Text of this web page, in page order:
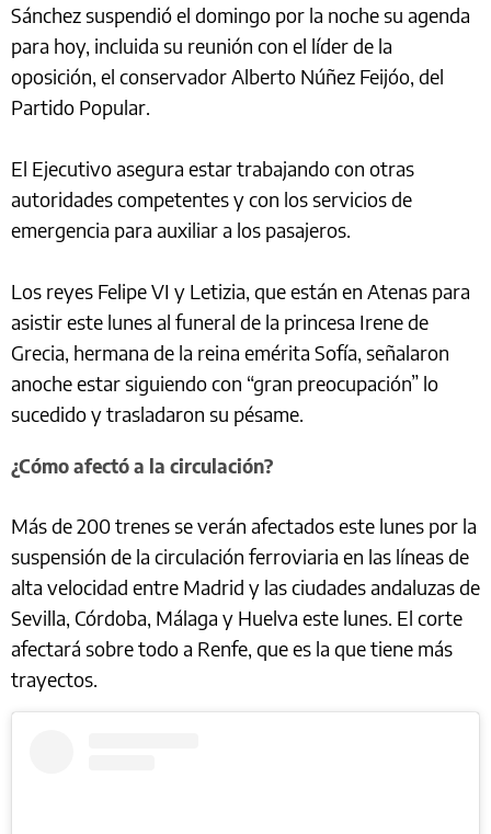
Sánchez suspendió el domingo por la noche su agenda
para hoy, incluida su reunión con el líder de la
oposición, el conservador Alberto Núñez Feijóo, del
Partido Popular.
El Ejecutivo asegura estar trabajando con otras
autoridades competentes y con los servicios de
emergencia para auxiliar a los pasajeros.
Los reyes Felipe VI y Letizia, que están en Atenas para
asistir este lunes al funeral de la princesa Irene de
Grecia, hermana de la reina emérita Sofía, señalaron
anoche estar siguiendo con “gran preocupación” lo
sucedido y trasladaron su pésame.
¿Cómo afectó a la circulación?
Más de 200 trenes se verán afectados este lunes por la
suspensión de la circulación ferroviaria en las líneas de
alta velocidad entre Madrid y las ciudades andaluzas de
Sevilla, Córdoba, Málaga y Huelva este lunes. El corte
afectará sobre todo a Renfe, que es la que tiene más
trayectos.